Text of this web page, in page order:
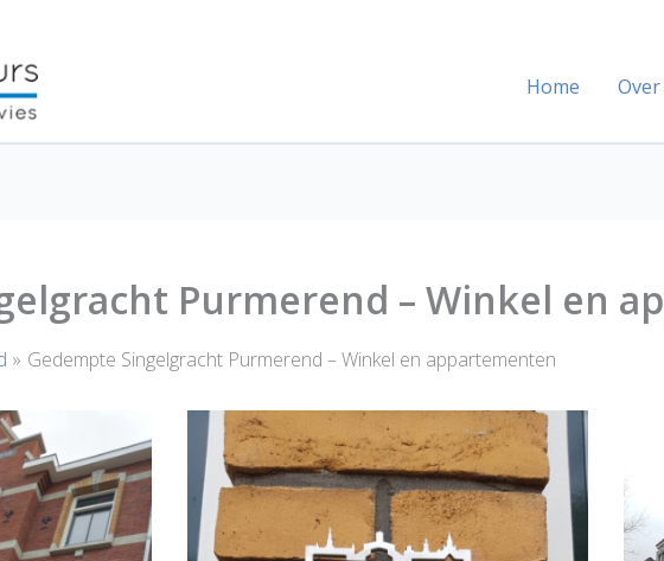
Home
Purmerend – Winkel en
Gedempte Singelgracht Purmerend – Winkel en appartementen